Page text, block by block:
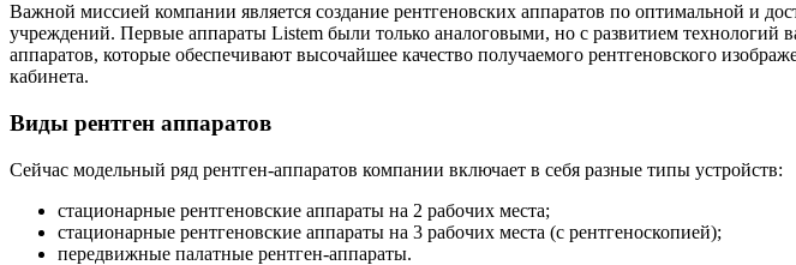
Важной миссией компании является создание рентгеновских аппаратов по оптимальной и
учреждений. Первые аппараты Listem были только аналоговыми, но с развитием
аппаратов, которые обеспечивают высочайшее качество получаемого рентгеновского
кабинета.
Виды рентген аппаратов
Сейчас модельный ряд рентген-аппаратов компании включает в себя разные типы устройств:
стационарные рентгеновские аппараты на 2 рабочих места;
стационарные рентгеновские аппараты на 3 рабочих места (с рентгеноскопией);
передвижные палатные рентген-аппараты.